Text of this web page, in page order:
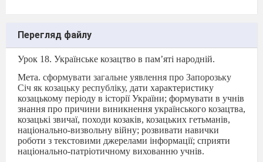
Перегляд файлу
Урок 18. Українське козацтво в пам’яті народній.
Мета. сформувати загальне уявлення про Запорозьку
Січ як козацьку республіку, дати характеристику
козацькому періоду в історії України; формувати в учнів
знання про причини виникнення українського козацтва,
козацькі звичаї, походи козаків, козацьких гетьманів,
національно-визвольну війну; розвивати навички
роботи з текстовими джерелами інформації; сприяти
національно-патріотичному вихованню учнів.